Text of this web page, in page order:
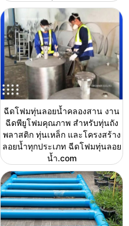
ฉีดโฟมทุ่นลอยน้ำคลองสาน งาน
ฉีดพียูโฟมคุณภาพ สำหรับทุ่นถัง
พลาสติก ทุ่นเหล็ก และโครงสร้าง
ลอยน้ำทุกประเภท ฉีดโฟมทุ่นลอย
น้ำ.com